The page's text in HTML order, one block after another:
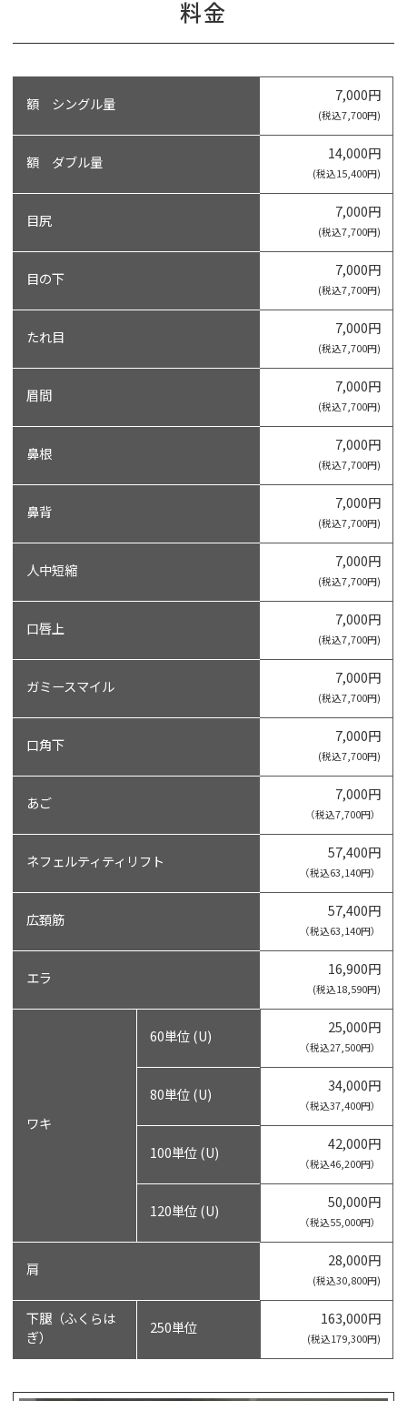
料金
額 シングル量 7,000円
(税込7,700円)
額 ダブル量 14,000円
(税込15,400円)
目尻 7,000円
(税込7,700円)
目の下 7,000円
(税込7,700円)
たれ目 7,000円
(税込7,700円)
眉間 7,000円
(税込7,700円)
鼻根 7,000円
(税込7,700円)
鼻背 7,000円
(税込7,700円)
人中短縮 7,000円
(税込7,700円)
口唇上 7,000円
(税込7,700円)
ガミースマイル 7,000円
(税込7,700円)
口角下 7,000円
(税込7,700円)
あご 7,000円
（税込7,700円）
ネフェルティティリフト 57,400円
（税込63,140円）
広頚筋 57,400円
（税込63,140円）
エラ 16,900円
(税込18,590円)
ワキ
60単位 (U) 25,000円
（税込27,500円）
80単位 (U) 34,000円
（税込37,400円）
100単位 (U) 42,000円
（税込46,200円）
120単位 (U) 50,000円
（税込55,000円）
肩 28,000円
(税込30,800円)
下腿（ふくらは
ぎ）
250単位 163,000円
(税込179,300円)